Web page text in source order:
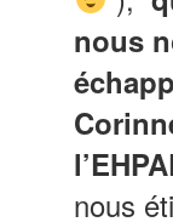
nous
nous